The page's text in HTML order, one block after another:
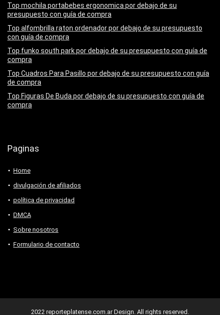
Top mochila portabebes ergonomica por debajo de su
presupuesto con guía de compra
Top alfombrilla raton ordenador por debajo de su presupuesto
con guía de compra
Top funko south park por debajo de su presupuesto con guía de
compra
Top Cuadros Para Pasillo por debajo de su presupuesto con guía
de compra
Top Figuras De Buda por debajo de su presupuesto con guía de
compra
Paginas
Home
divulgación de afiliados
política de privacidad
DMCA
Sobre nosotros
Formulario de contacto
2022 reporteplatense.com.ar Design. All rights reserved.